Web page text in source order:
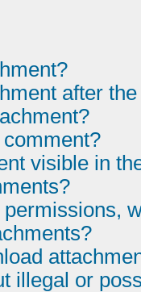
after
visible in
illegal or